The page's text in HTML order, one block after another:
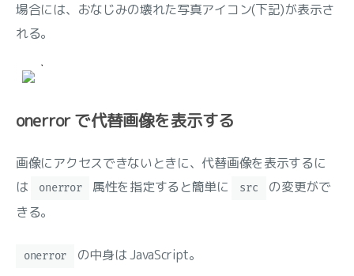
場合には、おなじみの壊れた写真アイコン(下記)が表示さ
れる。
onerror で代替画像を表示する
画像にアクセスできないときに、代替画像を表示するに
は
onerror 属性を指定すると簡単に src
の変更がで
きる。
onerror の中身は JavaScript。